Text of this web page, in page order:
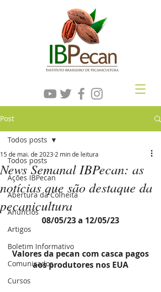
Post
Todos posts
Ações IBPecan
Abertura da Colheita
Anúncios
Artigos
Boletim Informativo
Comunicados
Cursos
Todos posts
News Semanal IBPecan: as
notícias que são destaque da
pecanicultura
15 de mai. de 2023 2 min de leitura
08/05/23 a 12/05/23
aos produtores nos EUA